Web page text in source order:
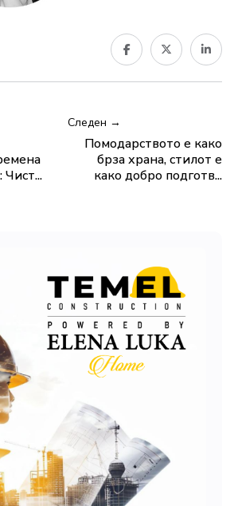
Следен →
Помодарството е како
брза храна, стилот е
како добро подготв...